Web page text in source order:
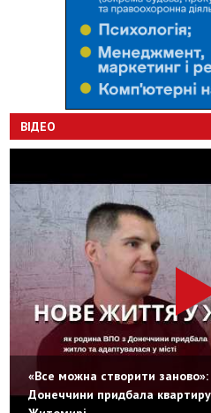
ВІДЕО
«Все можна створити
Донеччини придбала